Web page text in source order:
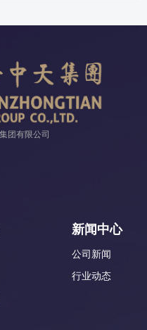
团有限公司
新闻中心
公司新闻
行业动态